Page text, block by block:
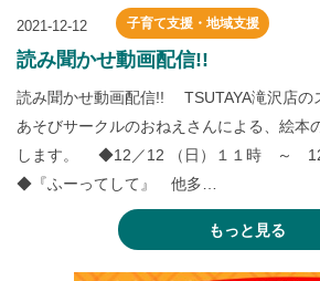
2021-12-12 子育て支援・地域支援
読み聞かせ動画配信!!
読み聞かせ動画配信!! TSUTAYA滝沢店の
あそびサークルのおねえさんによる、絵本
します。 ◆12／12 （日）１１時 ～
◆『ふーってして』 他多…
もっと見る